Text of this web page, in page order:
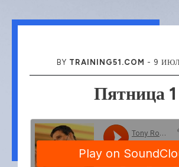
BY TRAINING51.COM - 9
Пятница 1